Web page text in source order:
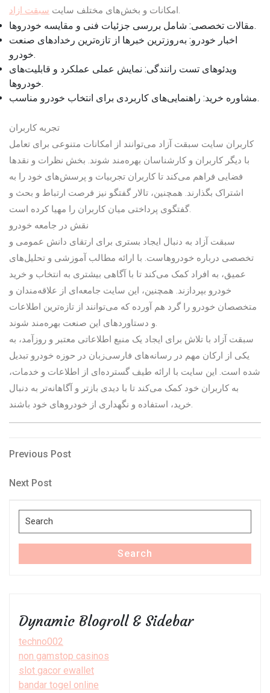
امکانات و بخش‌های مختلف سایت سبقت ازاد .
مقالات تخصصی: شامل بررسی جزئیات فنی و مقایسه خودروها.
اخبار خودرو: به‌روزترین خبرها از تازه‌ترین رخدادهای صنعت
خودرو.
ویدئوهای تست رانندگی: نمایش عملی عملکرد و قابلیت‌های
خودروها.
مشاوره خرید: راهنمایی‌های کاربردی برای انتخاب خودرو مناسب.
تجربه کاربران
کاربران سایت سبقت آزاد می‌توانند از امکانات متنوعی برای تعامل
با دیگر کاربران و کارشناسان بهره‌مند شوند. بخش نظرات و نقدها
فضایی فراهم می‌کند تا کاربران تجربیات و پرسش‌های خود را به
اشتراک بگذارند. همچنین، تالار گفتگو نیز فرصت ارتباط و بحث و
گفتگوی پرداختی میان کاربران را مهیا کرده است.
نقش در جامعه خودرو
سبقت آزاد به دنبال ایجاد بستری برای ارتقای دانش عمومی و
تخصصی درباره خودروهاست. با ارائه مطالب آموزشی و تحلیل‌های
عمیق، به افراد کمک می‌کند تا با آگاهی بیشتری به انتخاب و خرید
خودرو بپردازند. همچنین، این سایت جامعه‌ای از علاقه‌مندان و
متخصصان خودرو را گرد هم آورده که می‌توانند از تازه‌ترین اطلاعات
و دستاوردهای این صنعت بهره‌مند شوند.
سبقت آزاد با تلاش برای ایجاد یک منبع اطلاعاتی معتبر و روزآمد، به
یکی از ارکان مهم در رسانه‌های فارسی‌زبان در حوزه خودرو تبدیل
شده است. این سایت با ارائه طیف گسترده‌ای از اطلاعات و خدمات،
به کاربران خود کمک می‌کند تا با دیدی بازتر و آگاهانه‌تر به دنبال
خرید، استفاده و نگهداری از خودروهای خود باشند.
Post
navigation
Previous
Previous Post
Next
Next Post
Search
for:
Search
Dynamic Blogroll & Sidebar
techno002
non gamstop casinos
slot gacor ewallet
bandar togel online